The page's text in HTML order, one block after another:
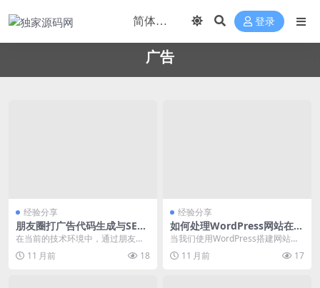
登录
广告
经验分享
朋友圈打广告代码生成与SEO
优化配置详解
在当前的技术环境中，通过朋友圈
进行广告投放已成为一种常见的营
销策略。为了实现高效...
11 月前 18
经验分享
如何处理WordPress网站在朋
友圈广告中自动跳转问题
当我们使用WordPress搭建网站，
并通过朋友圈广告引流时，常常会
遇到用户点击...
11 月前 17